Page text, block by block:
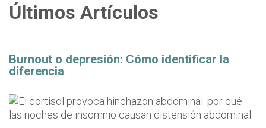
Últimos Artículos
Burnout o depresión: Cómo identificar la
diferencia